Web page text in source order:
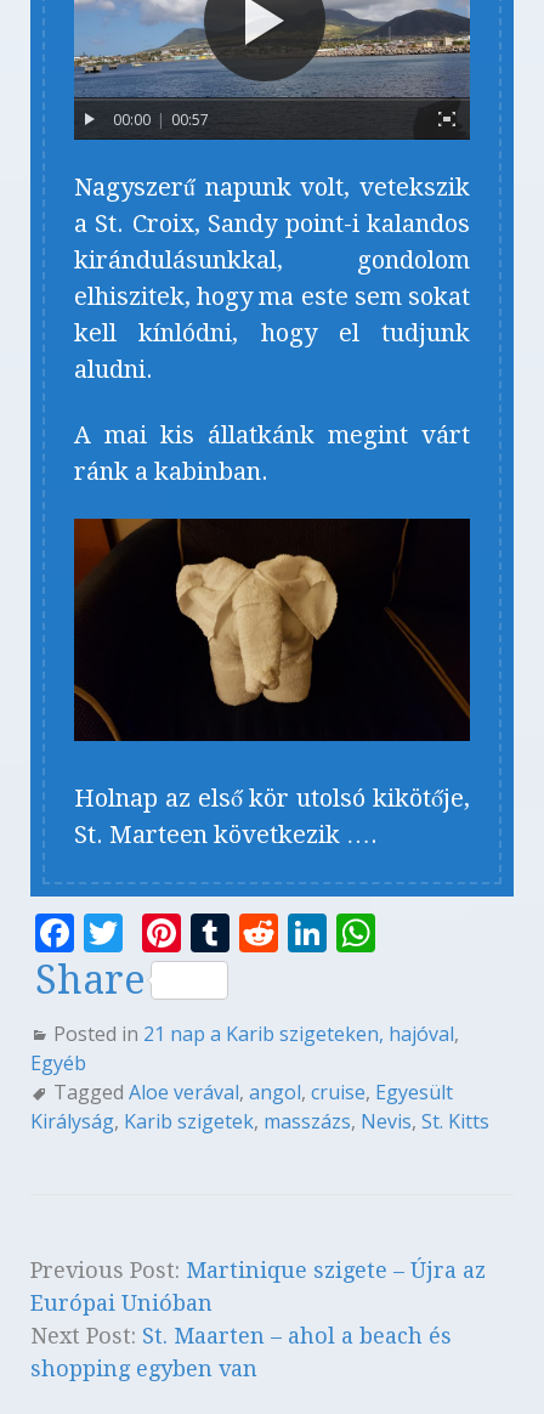
00:00 | 00:57
Nagyszerű napunk volt, vetekszik
a St. Croix, Sandy point-i kalandos
kirándulásunkkal, gondolom
elhiszitek, hogy ma este sem sokat
kell kínlódni, hogy el tudjunk
aludni.
A mai kis állatkánk megint várt
ránk a kabinban.
Holnap az első kör utolsó kikötője,
St. Marteen következik ….
F
a
e
b
o
w
te
r
Pi
n
te
r
es
t
T
bl
r
R
di
t
Li
e
dI
n
s
A
p
Share
Posted in 21 nap a Karib szigeteken, hajóval,
Egyéb
Tagged Aloe verával, angol, cruise, Egyesült
Királyság, Karib szigetek, masszázs, Nevis, St. Kitts
Previous Post: Martinique szigete – Újra az
Európai Unióban
Next Post: St. Maarten – ahol a beach és
shopping egyben van